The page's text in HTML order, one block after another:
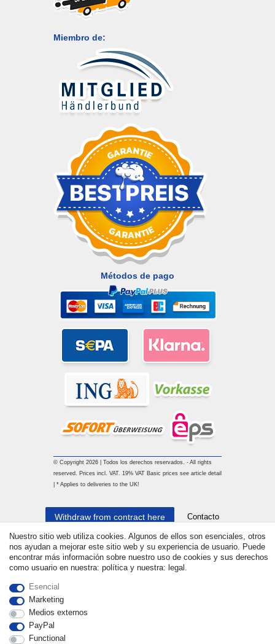
Miembro de:
Métodos de pago
© Copyright 2026 | Todos los derechos reservados. - All rights
reserved. Prices incl. VAT. 19% VAT Basic prices see article detail
| * Applies to deliveries to the UK!
Nuestro sitio web utiliza cookies. Algunos de ellos son esenciales, otros
nos ayudan a mejorar este sitio web y su experiencia de usuario. Puede
encontrar más información sobre nuestro uso de cookies y sus derechos
como usuario en nuestra: política y nuestra: legal.
Esencial
Marketing
Medios externos
PayPal
Functional
Withdraw from contract here Contacto